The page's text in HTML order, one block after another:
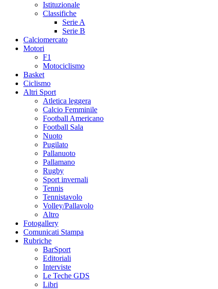
Istituzionale
Classifiche
Serie A
Serie B
Calciomercato
Motori
F1
Motociclismo
Basket
Ciclismo
Altri Sport
Atletica leggera
Calcio Femminile
Football Americano
Football Sala
Nuoto
Pugilato
Pallanuoto
Pallamano
Rugby
Sport invernali
Tennis
Tennistavolo
Volley/Pallavolo
Altro
Fotogallery
Comunicati Stampa
Rubriche
BarSport
Editoriali
Interviste
Le Teche GDS
Libri